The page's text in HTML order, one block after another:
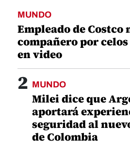
MUNDO
Empleado de Costco
compañero por
en video
2 MUNDO
Milei dice que
aportará
seguridad al
de Colombia